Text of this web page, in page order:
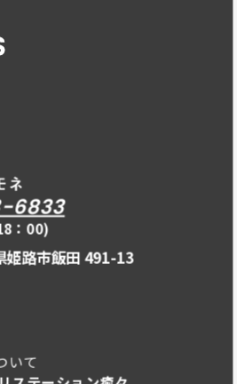
6833
：00)
姫路市飯田 491-13
いて